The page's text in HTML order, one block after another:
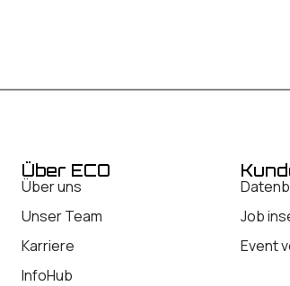
Über ECO
Über uns
Unser Team
Karriere
InfoHub
Job
Event